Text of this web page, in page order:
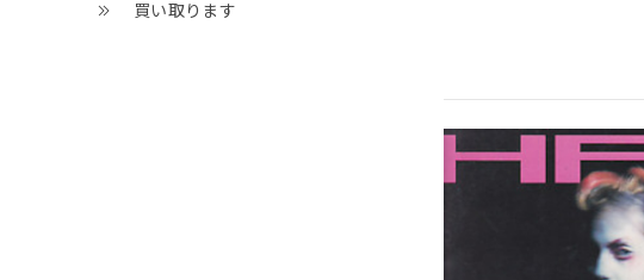
買い取ります